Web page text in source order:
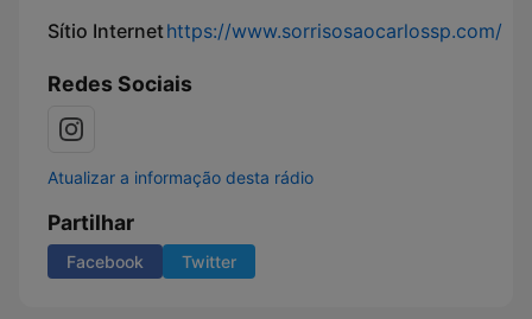
Sítio Internethttps://www.sorrisosaocarlossp.com/
Redes Sociais
Atualizar a informação desta rádio
Partilhar
Facebook Twitter